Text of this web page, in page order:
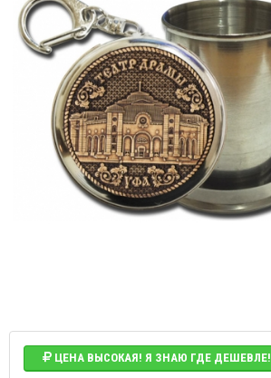
ЦЕНА ВЫСОКАЯ! Я ЗНАЮ ГДЕ ДЕШЕВЛЕ!